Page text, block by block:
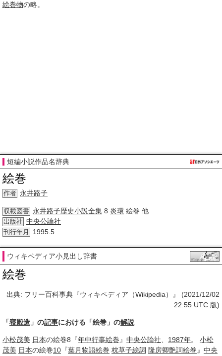
絵巻物の略。
短編小説作品名辞典
絵巻
作者 永井路子
収載図書 永井路子歴史小説全集 8 炎環 絵巻 他
出版社 中央公論社
刊行年月 1995.5
ウィキペディア小見出し辞書
絵巻
出典: フリー百科事典『ウィキペディア（Wikipedia）』 (2021/12/02
22:55 UTC 版)
「寝殿造 」の記事における「絵巻」の解説
小松茂美 日本の絵巻8『年中行事絵巻 』 中央公論社 1987年。 小松
茂美 日本の絵巻10 『葉月物語絵巻 枕草子絵詞 隆房卿艶詞絵巻 』 中央